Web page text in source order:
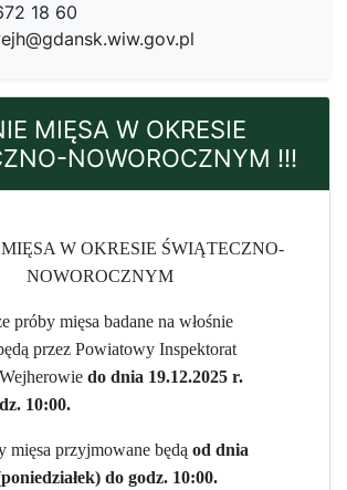
18 60
MIĘSA W OKRESIE
NOWOROCZNYM !!!
W OKRESIE ŚWIĄTECZNO-
NOWOROCZNYM
próby mięsa badane na włośnie
przez Powiatowy Inspektorat
do dnia 19.12.2025 r.
10:00.
mięsa przyjmowane będą od dnia
do godz. 10:00.